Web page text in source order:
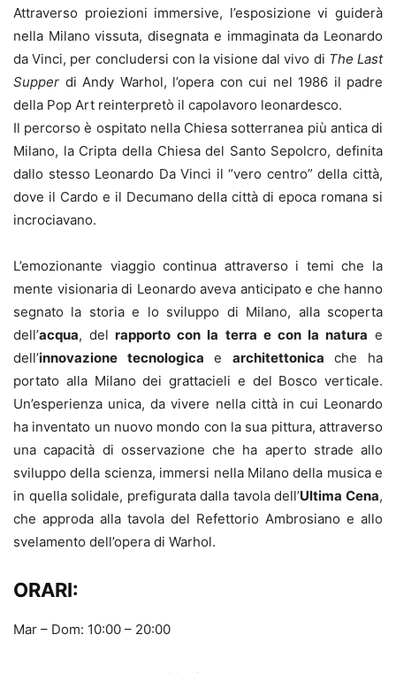
Attraverso proiezioni immersive, l’esposizione vi guiderà
nella Milano vissuta, disegnata e immaginata da Leonardo
da Vinci, per concludersi con la visione dal vivo di The Last
Supper di Andy Warhol, l’opera con cui nel 1986 il padre
della Pop Art reinterpretò il capolavoro leonardesco.
Il percorso è ospitato nella Chiesa sotterranea più antica di
Milano, la Cripta della Chiesa del Santo Sepolcro, definita
dallo stesso Leonardo Da Vinci il “vero centro” della città,
dove il Cardo e il Decumano della città di epoca romana si
incrociavano.
L’emozionante viaggio continua attraverso i temi che la
mente visionaria di Leonardo aveva anticipato e che hanno
segnato la storia e lo sviluppo di Milano, alla scoperta
dell’acqua, del rapporto con la terra e con la natura e
dell’innovazione tecnologica e architettonica che ha
portato alla Milano dei grattacieli e del Bosco verticale.
Un’esperienza unica, da vivere nella città in cui Leonardo
ha inventato un nuovo mondo con la sua pittura, attraverso
una capacità di osservazione che ha aperto strade allo
sviluppo della scienza, immersi nella Milano della musica e
in quella solidale, prefigurata dalla tavola dell’Ultima Cena,
che approda alla tavola del Refettorio Ambrosiano e allo
svelamento dell’opera di Warhol.
ORARI:
Mar – Dom: 10:00 – 20:00